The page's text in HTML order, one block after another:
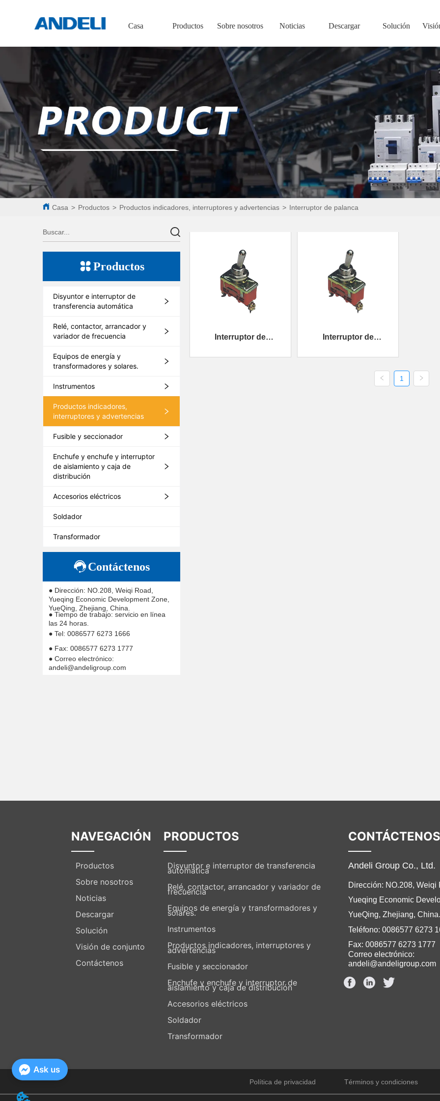
Casa Productos Sobre nosotros Noticias Descargar Solución
Casa > Productos > Productos indicadores, interruptores y advertencias > Interruptor de palanca
Productos
Disyuntor e interruptor de
transferencia automática
Relé, contactor, arrancador y
variador de frecuencia
Equipos de energía y
transformadores y solares.
Instrumentos
Productos indicadores,
interruptores y advertencias
Fusible y seccionador
Enchufe y enchufe y interruptor
de aislamiento y caja de
distribución
Accesorios eléctricos
Soldador
Transformador
Contáctenos
● Dirección: NO.208, Weiqi Road,
Yueqing Economic Development Zone,
YueQing, Zhejiang, China.
● Tiempo de trabajo: servicio en línea
las 24 horas.
● Tel: 0086577 6273 1666
● Fax: 0086577 6273 1777
● Correo electrónico:
andeli@andeligroup.com
Interruptor de
palanca
Interruptor de
palanca
1
NAVEGACIÓN
Productos
Sobre nosotros
Noticias
Descargar
Solución
Visión de conjunto
Contáctenos
PRODUCTOS
Disyuntor e interruptor de transferencia
automática
Relé, contactor, arrancador y variador de
frecuencia
Equipos de energía y transformadores y
solares.
Instrumentos
Productos indicadores, interruptores y
advertencias
Fusible y seccionador
Enchufe y enchufe y interruptor de
aislamiento y caja de distribución
Accesorios eléctricos
Soldador
Transformador
CONTÁCTENOS
Andeli Group Co., Ltd.
Dirección: NO.208, Weiqi
Yueqing Economic
YueQing, Zhejiang, China.
Teléfono: 0086577 6273
Fax: 0086577 6273 1777
Correo electrónico:
andeli@andeligroup.com
Política de privacidad Términos y condiciones
Ask us